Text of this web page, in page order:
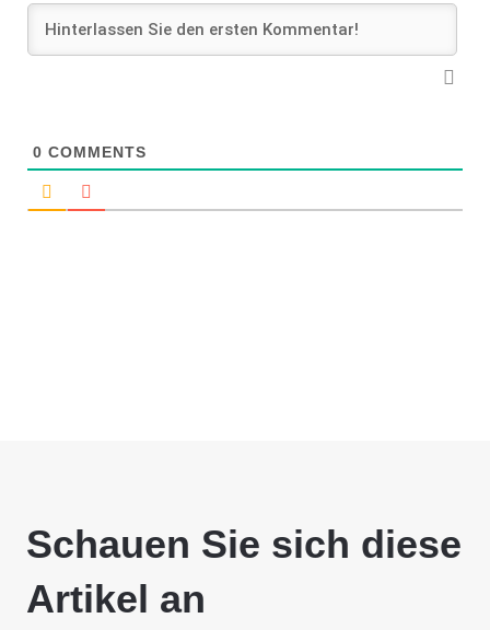
0 COMMENTS
Schauen Sie sich diese
Artikel an